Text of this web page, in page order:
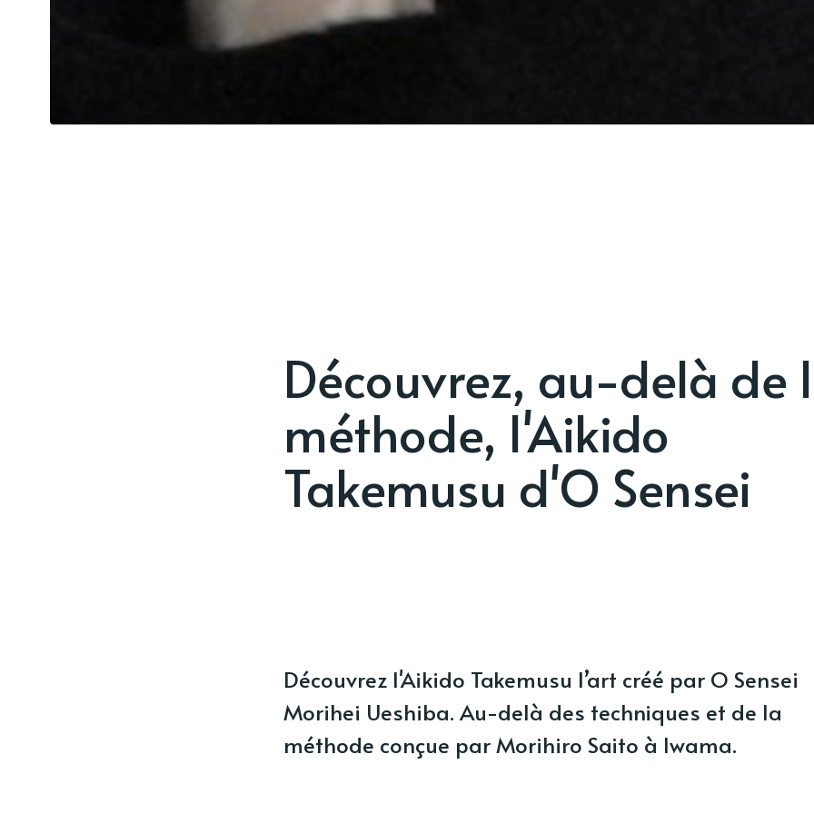
Découvrez, au-delà de
méthode, l'Aikido
Takemusu d'O Sensei
Découvrez l'Aikido Takemusu l’art créé par O Sensei
Morihei Ueshiba. Au-delà des techniques et de la
méthode conçue par Morihiro Saito à Iwama.